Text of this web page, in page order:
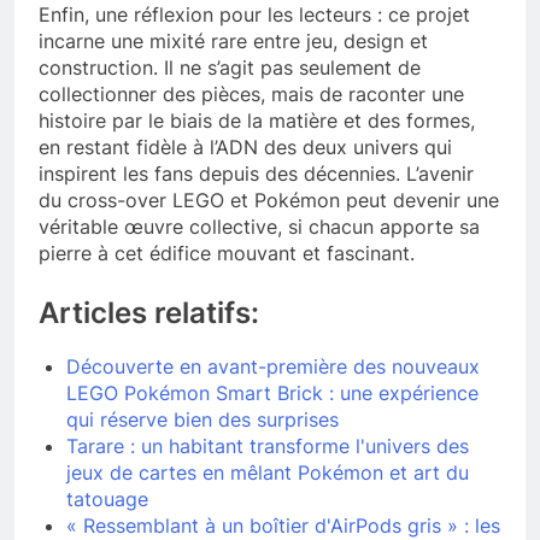
Enfin, une réflexion pour les lecteurs : ce projet
incarne une mixité rare entre jeu, design et
construction. Il ne s’agit pas seulement de
collectionner des pièces, mais de raconter une
histoire par le biais de la matière et des formes,
en restant fidèle à l’ADN des deux univers qui
inspirent les fans depuis des décennies. L’avenir
du cross-over LEGO et Pokémon peut devenir une
véritable œuvre collective, si chacun apporte sa
pierre à cet édifice mouvant et fascinant.
Articles relatifs:
Découverte en avant-première des nouveaux
LEGO Pokémon Smart Brick : une expérience
qui réserve bien des surprises
Tarare : un habitant transforme l'univers des
jeux de cartes en mêlant Pokémon et art du
tatouage
« Ressemblant à un boîtier d'AirPods gris » : les